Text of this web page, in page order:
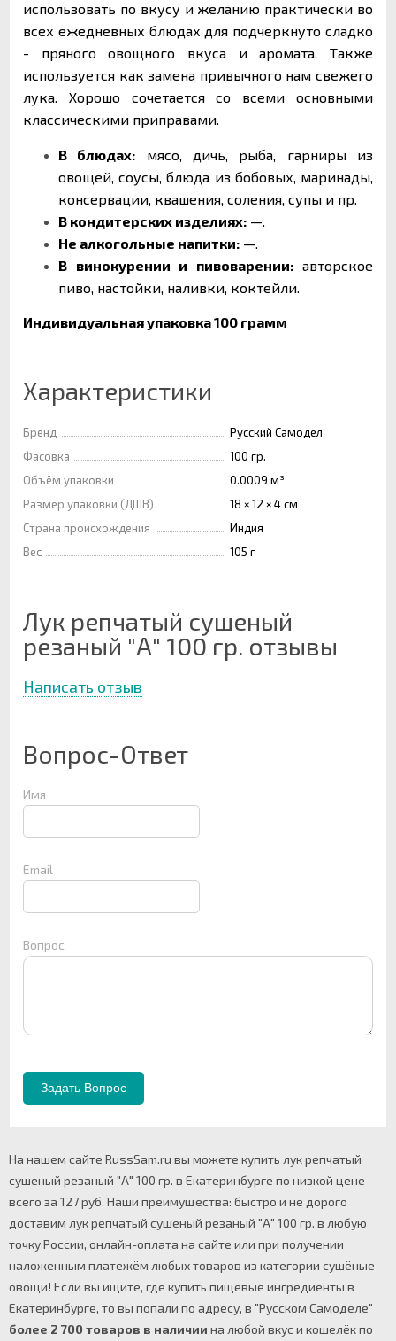
использовать по вкусу и желанию практически во
всех ежедневных блюдах для подчеркнуто сладко
- пряного овощного вкуса и аромата. Также
используется как замена привычного нам свежего
лука. Хорошо сочетается со всеми основными
классическими приправами.
В блюдах: мясо, дичь, рыба, гарниры из
овощей, соусы, блюда из бобовых, маринады,
консервации, квашения, соления, супы и пр.
В кондитерских изделиях: —.
Не алкогольные напитки: —.
В винокурении и пивоварении:авторское
пиво, настойки, наливки, коктейли.
Индивидуальная упаковка 100 грамм
Характеристики
Бренд
Русский Самодел
Фасовка
100 гр.
Объём упаковки
0.0009 м³
Размер упаковки (ДШВ)
18 × 12 × 4 см
Страна происхождения
Индия
Вес
105 г
Лук репчатый сушеный
резаный "А" 100 гр. отзывы
Написать отзыв
Вопрос-Ответ
Имя
Email
Вопрос
На нашем сайте RussSam.ru вы можете купить лук репчатый
сушеный резаный "А" 100 гр. в Екатеринбурге по низкой цене
всего за 127 руб. Наши преимущества: быстро и не дорого
доставим лук репчатый сушеный резаный "А" 100 гр. в любую
точку России, онлайн-оплата на сайте или при получении
наложенным платежём любых товаров из категории сушёные
овощи! Если вы ищите, где купить пищевые ингредиенты в
Екатеринбурге, то вы попали по адресу, в "Русском Самоделе"
более 2 700 товаров в наличии на любой вкус и кошелёк по